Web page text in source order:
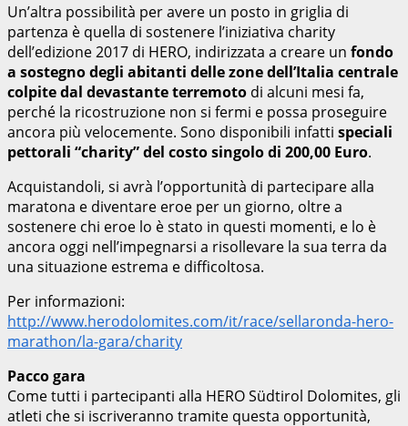
Un’altra possibilità per avere un posto in griglia di
partenza è quella di sostenere l’iniziativa charity
dell’edizione 2017 di HERO, indirizzata a creare un fondo
a sostegno degli abitanti delle zone dell’Italia centrale
colpite dal devastante terremoto di alcuni mesi fa,
perché la ricostruzione non si fermi e possa proseguire
ancora più velocemente. Sono disponibili infatti speciali
pettorali “charity” del costo singolo di 200,00 Euro.
Acquistandoli, si avrà l’opportunità di partecipare alla
maratona e diventare eroe per un giorno, oltre a
sostenere chi eroe lo è stato in questi momenti, e lo è
ancora oggi nell’impegnarsi a risollevare la sua terra da
una situazione estrema e difficoltosa.
Per informazioni:
http://www.herodolomites.com/it/race/sellaronda-hero-
marathon/la-gara/charity
Pacco gara
Come tutti i partecipanti alla HERO Südtirol Dolomites, gli
atleti che si iscriveranno tramite questa opportunità,